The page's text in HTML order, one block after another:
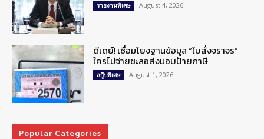
รายงานพิเศษ August 4, 2026
ดีเดย์! เชื่อมโยงฐานข้อมูล “ใบสั่งจราจร”
ใครไม่จ่ายชะลอส่งมอบป้ายภาษี
สกู๊ปพิเศษ August 1, 2026
Popular Categories